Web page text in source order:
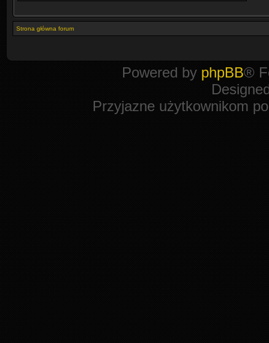
Strona główna forum
Powered by phpBB®
Przyjazne użytkownikom